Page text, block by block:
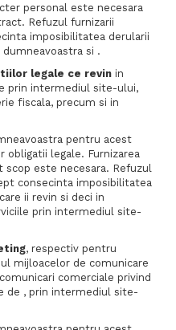
personal este necesara
Refuzul furnizarii
imposibilitatea derularii
si .
legale ce revin in
prin intermediul site-ului,
fiscala, precum si in
pentru acest
obligatii legale. Furnizarea
scop este necesara. Refuzul
consecinta imposibilitatea
ii revin si deci in
prin intermediul site-
, respectiv pentru
mijloacelor de comunicare
comerciale privind
de , prin intermediul site-